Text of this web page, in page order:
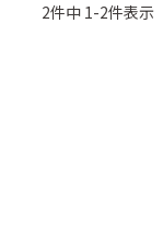
2件中 1-2件表示